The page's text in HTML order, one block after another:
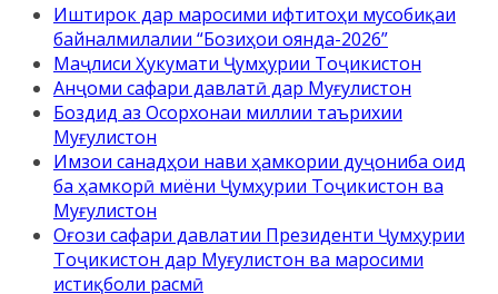
Иштирок дар маросими ифтитоҳи мусобиқаи
байналмилалии “Бозиҳои оянда-2026”
Маҷлиси Ҳукумати Ҷумҳурии Тоҷикистон
Анҷоми сафари давлатӣ дар Муғулистон
Боздид аз Осорхонаи миллии таърихии
Муғулистон
Имзои санадҳои нави ҳамкории дуҷониба оид
ба ҳамкорӣ миёни Ҷумҳурии Тоҷикистон ва
Муғулистон
Оғози сафари давлатии Президенти Ҷумҳурии
Тоҷикистон дар Муғулистон ва маросими
истиқболи расмӣ